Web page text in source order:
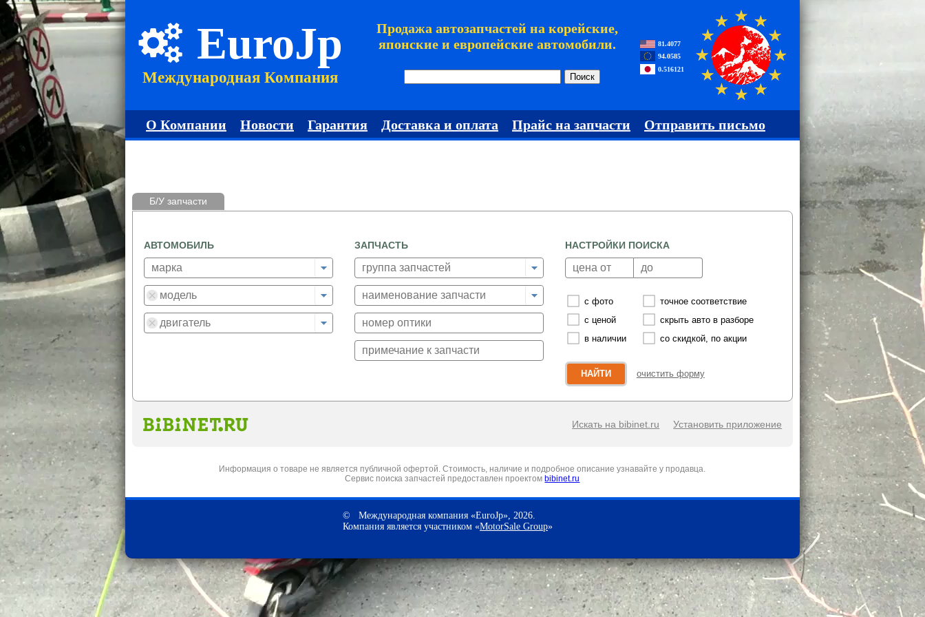
EuroJp
Международная Компания
Продажа автозапчастей на корейские,
японские и европейские автомобили.
81.4077
94.0585
0.516121
О Компании Новости Гарантия Доставка и оплата Прайс на запчасти Отправить письмо
Б/У запчасти
АВТОМОБИЛЬ ЗАПЧАСТЬ НАСТРОЙКИ ПОИСКА
с фото
точное соответствие
с ценой
скрыть авто в разборе
в наличии
со скидкой, по акции
НАЙТИ очистить форму
Искать на bibinet.ru Установить приложение
Информация о товаре не является публичной офертой. Стоимость, наличие и подробное описание узнавайте у продавца.
Сервис поиска запчастей предоставлен проектом bibinet.ru
© Международная компания «EuroJp», 2026.
Компания является участником «MotorSale Group»